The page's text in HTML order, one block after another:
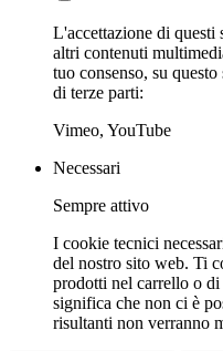
L'accettazione di questi
altri contenuti
tuo consenso, su
di terze parti:
Vimeo, YouTube
Necessari
Sempre attivo
I cookie tecnici
del nostro sito web. Ti
prodotti nel carrello o
significa che non ci è
risultanti non verranno